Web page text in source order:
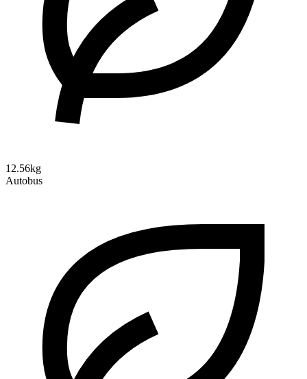
12.56kg
Autobus